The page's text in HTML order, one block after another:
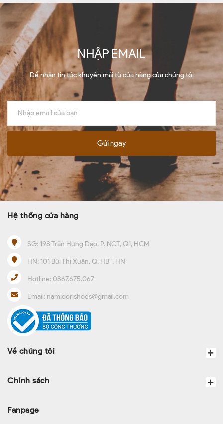
NHẬP EMAIL
Để nhận tin tức khuyến mãi từ cửa hàng của chúng tôi
Gửi ngay
Hệ thống cửa hàng
SG: 198 Trần Hưng Đạo, P. NCT, Q1, HCM
HN: 101 Bùi Thị Xuân, Q. HBT, HN
Hotline:0867.675.067
Email: namidorishoes@gmail.com
Về chúng tôi
Chính sách
Fanpage